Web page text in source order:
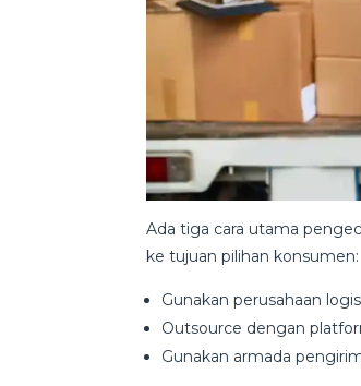
Ada tiga cara utama
ke tujuan pilihan konsumen:
Gunakan perusahaan
Outsource dengan
Gunakan armada